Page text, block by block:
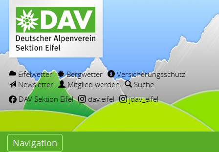
Eifelwetter Bergwetter
Versicherungsschutz
Newsletter
Mitglied werden
Suche
DAV Sektion Eifel
dav.eifel jdav_eifel
Navigation